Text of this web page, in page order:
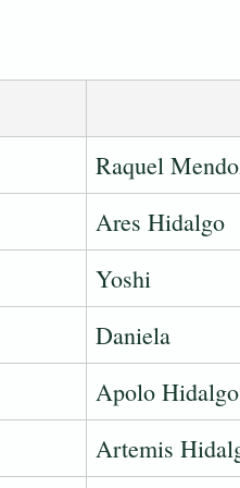
Raquel
Ares Hidalgo
Yoshi
Daniela
Apolo Hidalgo
Artemis